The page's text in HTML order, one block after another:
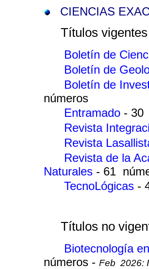
CIENCIAS
Títulos vigentes
Boletín de
Boletín de
Boletín de
números
Entramado - 30
Revista
Revista
Revista de la
Naturales - 61
TecnoLógicas -
Títulos no
Biotecnología
números - Feb 2026: